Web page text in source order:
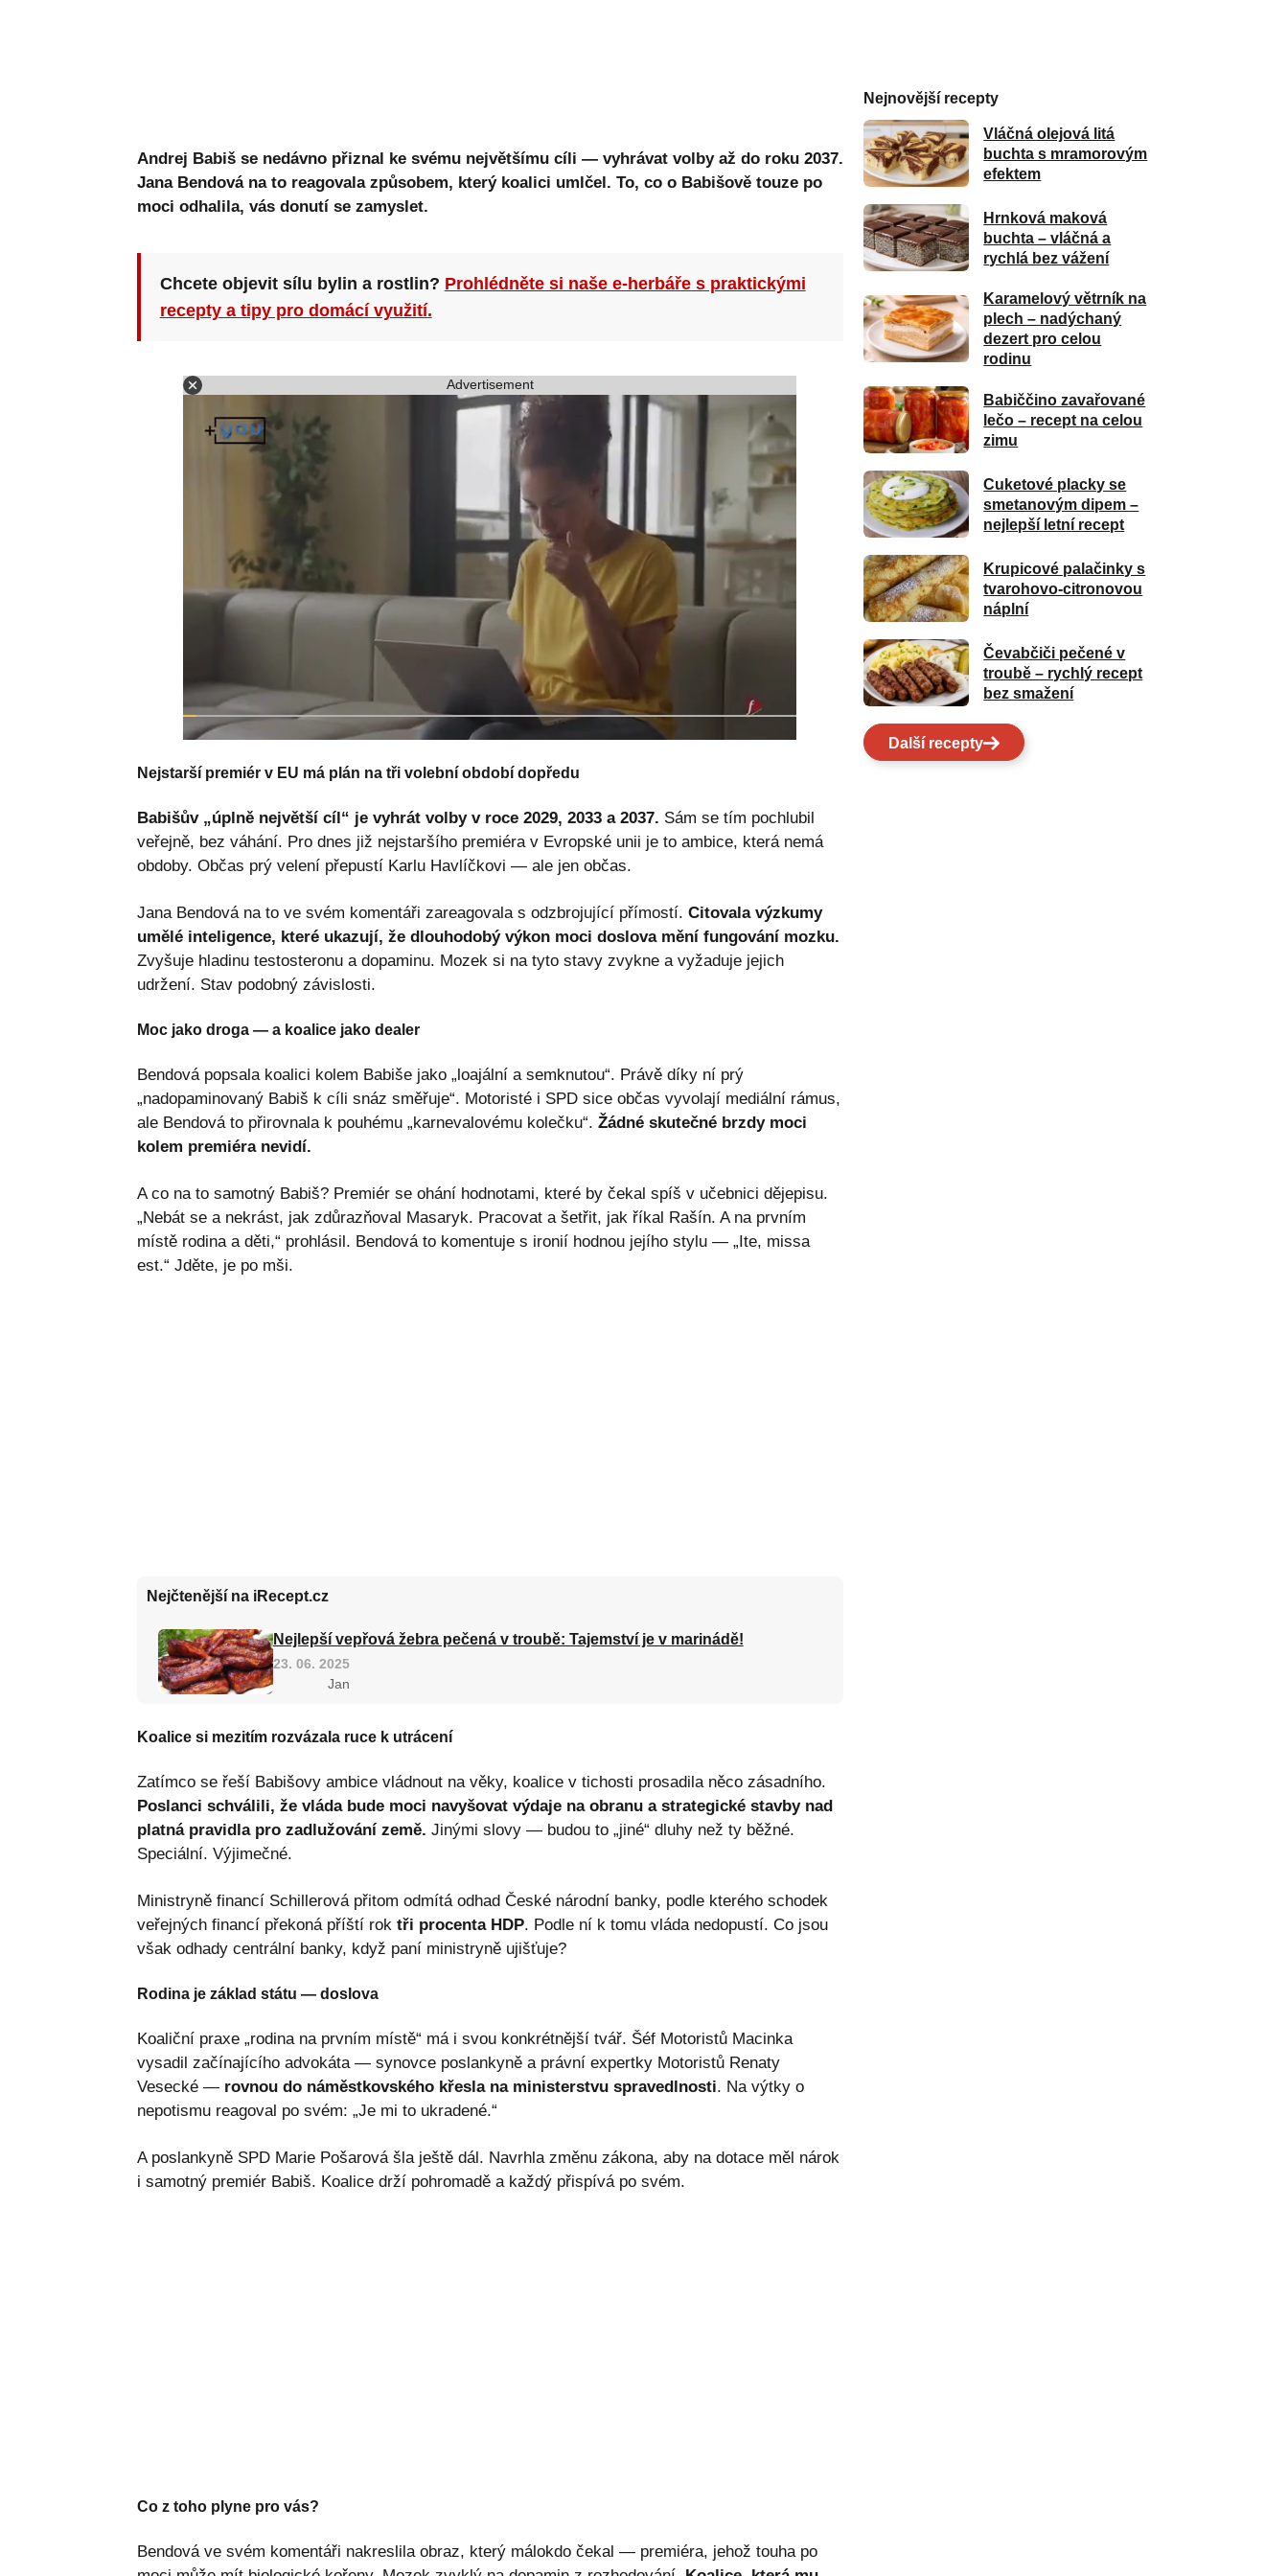
Andrej Babiš se nedávno přiznal ke svému největšímu cíli — vyhrávat volby až do roku 2037.
Jana Bendová na to reagovala způsobem, který koalici umlčel. To, co o Babišově touze po
moci odhalila, vás donutí se zamyslet.
Chcete objevit sílu bylin a rostlin? Prohlédněte si naše e-herbáře s praktickými
recepty a tipy pro domácí využití.
Advertisement
Nejstarší premiér v EU má plán na tři volební období dopředu
Babišův „úplně největší cíl“ je vyhrát volby v roce 2029, 2033 a 2037. Sám se tím pochlubil
veřejně, bez váhání. Pro dnes již nejstaršího premiéra v Evropské unii je to ambice, která nemá
obdoby. Občas prý velení přepustí Karlu Havlíčkovi — ale jen občas.
Jana Bendová na to ve svém komentáři zareagovala s odzbrojující přímostí. Citovala výzkumy
umělé inteligence, které ukazují, že dlouhodobý výkon moci doslova mění fungování mozku.
Zvyšuje hladinu testosteronu a dopaminu. Mozek si na tyto stavy zvykne a vyžaduje jejich
udržení. Stav podobný závislosti.
Moc jako droga — a koalice jako dealer
Bendová popsala koalici kolem Babiše jako „loajální a semknutou“. Právě díky ní prý
„nadopaminovaný Babiš k cíli snáz směřuje“. Motoristé i SPD sice občas vyvolají mediální rámus,
ale Bendová to přirovnala k pouhému „karnevalovému kolečku“. Žádné skutečné brzdy moci
kolem premiéra nevidí.
A co na to samotný Babiš? Premiér se ohání hodnotami, které by čekal spíš v učebnici dějepisu.
„Nebát se a nekrást, jak zdůrazňoval Masaryk. Pracovat a šetřit, jak říkal Rašín. A na prvním
místě rodina a děti,“ prohlásil. Bendová to komentuje s ironií hodnou jejího stylu — „Ite, missa
est.“ Jděte, je po mši.
Nejčtenější na iRecept.cz
Nejlepší vepřová žebra pečená v troubě: Tajemství je v marinádě!
23. 06. 2025
Jan
Koalice si mezitím rozvázala ruce k utrácení
Zatímco se řeší Babišovy ambice vládnout na věky, koalice v tichosti prosadila něco zásadního.
Poslanci schválili, že vláda bude moci navyšovat výdaje na obranu a strategické stavby nad
platná pravidla pro zadlužování země. Jinými slovy — budou to „jiné“ dluhy než ty běžné.
Speciální. Výjimečné.
Ministryně financí Schillerová přitom odmítá odhad České národní banky, podle kterého schodek
veřejných financí překoná příští rok tři procenta HDP. Podle ní k tomu vláda nedopustí. Co jsou
však odhady centrální banky, když paní ministryně ujišťuje?
Rodina je základ státu — doslova
Koaliční praxe „rodina na prvním místě“ má i svou konkrétnější tvář. Šéf Motoristů Macinka
vysadil začínajícího advokáta — synovce poslankyně a právní expertky Motoristů Renaty
Vesecké — rovnou do náměstkovského křesla na ministerstvu spravedlnosti. Na výtky o
nepotismu reagoval po svém: „Je mi to ukradené.“
A poslankyně SPD Marie Pošarová šla ještě dál. Navrhla změnu zákona, aby na dotace měl nárok
i samotný premiér Babiš. Koalice drží pohromadě a každý přispívá po svém.
Co z toho plyne pro vás?
Bendová ve svém komentáři nakreslila obraz, který málokdo čekal — premiéra, jehož touha po
Nejnovější recepty
Vláčná olejová litá
buchta s mramorovým
efektem
Hrnková maková
buchta – vláčná a
rychlá bez vážení
Karamelový větrník na
plech – nadýchaný
dezert pro celou
rodinu
Babiččino zavařované
lečo – recept na celou
zimu
Cuketové placky se
smetanovým dipem –
nejlepší letní recept
Krupicové palačinky s
tvarohovo-citronovou
náplní
Čevabčiči pečené v
troubě – rychlý recept
bez smažení
Další recepty